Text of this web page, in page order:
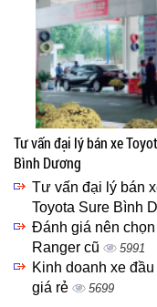
Tư vấn đại lý bán xe
Bình Dương
Tư vấn đại lý bán
Toyota Sure Bình
Đánh giá nên
Ranger cũ
5991
Kinh doanh xe
giá rẻ
5699